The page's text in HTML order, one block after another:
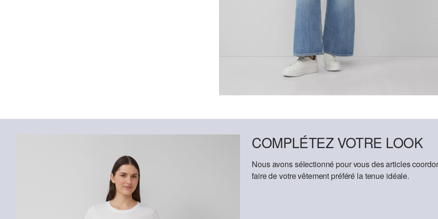
COMPLÉTEZ VOTRE LOOK
Nous avons sélectionné pour vous des articles
faire de votre vêtement préféré la tenue idéale.